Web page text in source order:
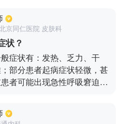
凡是重症患者需要的时间可
冠病毒肺炎治愈出院的患
点监测，但是不要急着做康
重要的。
京同仁医院 皮肤科
状？
症状有：发热、乏力、干
部分患者起病症状轻微，甚
者可能出现急性呼吸窘迫综
的病例情况看，多数患者预
重，甚至死亡。